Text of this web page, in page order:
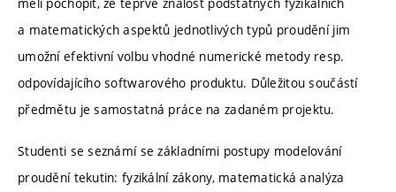
a matematických aspektů jednotlivých typů proudění jim
umožní efektivní volbu vhodné numerické metody resp.
odpovídajícího softwarového produktu. Důležitou součástí
předmětu je samostatná práce na zadaném projektu.
Studenti se seznámí se základními postupy modelování
proudění tekutin: fyzikální zákony, matematická analýza